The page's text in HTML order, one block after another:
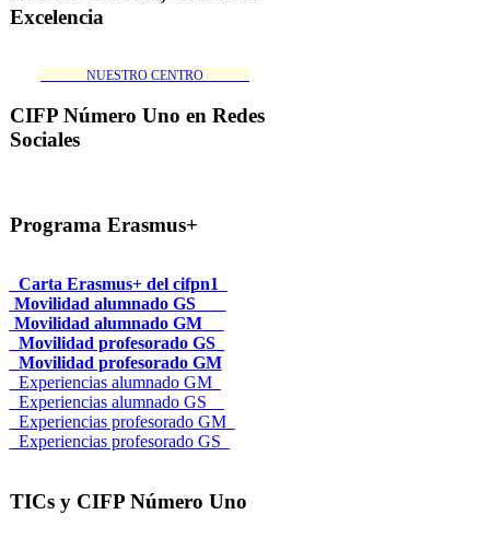
Excelencia
_______NUESTRO CENTRO_______
CIFP Número Uno en Redes
Sociales
Programa Erasmus+
_Carta Erasmus+ del cifpn1
Movilidad alumnado GS___
Movilidad alumnado GM__
_Movilidad profesorado GS_
_Movilidad profesorado GM
_Experiencias alumnado GM_
_Experiencias alumnado GS__
_Experiencias profesorado GM_
_Experiencias profesorado GS_
TICs y CIFP Número Uno